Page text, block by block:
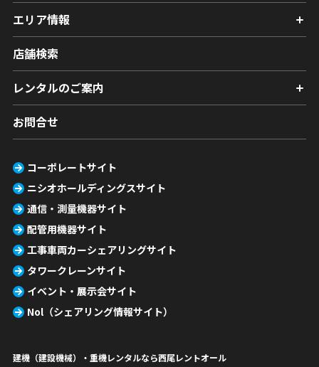
エリア情報
店舗検索
レンタルのご案内
お問合せ
コーポレートサイト
ニシオホールディングスサイト
通信・測量機器サイト
配管用機器サイト
工事車両カーシェアリングサイト
タワークレーンサイト
イベント・展示会サイト
Nol（シェアリング情報サイト）
建機（建設機械）・重機レンタルなら西尾レントオール